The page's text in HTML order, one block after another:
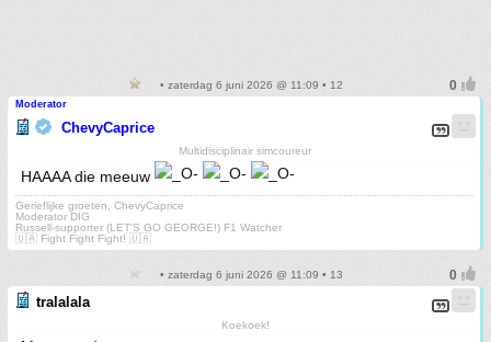
• zaterdag 6 juni 2026 @ 11:09 • 12
Moderator
ChevyCaprice
Multidisciplinair simcoureur
HAAAA die meeuw
Gerieflijke groeten, ChevyCaprice
Moderator DIG
Russell-supporter (LET'S GO GEORGE!) F1 Watcher
🇺🇦 Fight Fight Fight! 🇺🇦
• zaterdag 6 juni 2026 @ 11:09 • 13
tralalala
Koekoek!